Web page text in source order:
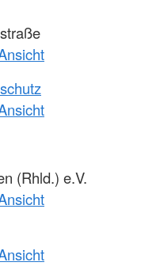
(Rhld.) e.V.